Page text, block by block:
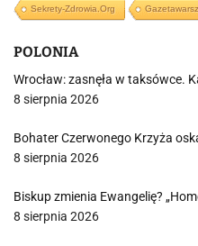
Sekrety-Zdrowia.org
POLONIA
Wrocław: zasnęła w taksówce.
8 sierpnia 2026
Bohater Czerwonego Krzyża
8 sierpnia 2026
Biskup zmienia Ewangelię?
8 sierpnia 2026